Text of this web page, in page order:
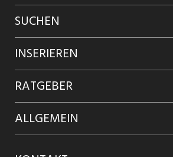
SUCHEN
Jobs suchen
Jobabo
Firmen entdecken
Jobs in Graubünden
INSERIEREN
Kundenlogin
Inserieren
Produkte
RATGEBER
Glossar
ALLGEMEIN